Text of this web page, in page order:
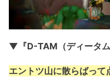
▼『D-TAM（ディータム
エントツ山に散らばって